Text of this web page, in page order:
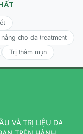
nắng cho da treatment
Trị thâm mụn
VÀ TRỊ LIỆU DA